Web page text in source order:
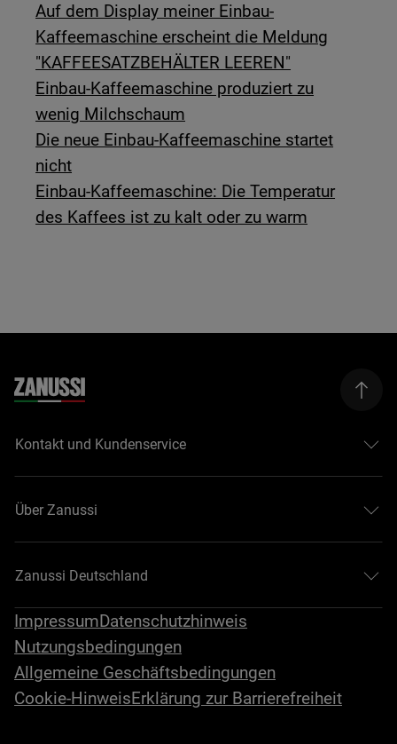
Auf dem Display meiner Einbau-
Kaffeemaschine erscheint die Meldung
"KAFFEESATZBEHÄLTER LEEREN"
Einbau-Kaffeemaschine produziert zu
wenig Milchschaum
Die neue Einbau-Kaffeemaschine startet
nicht
Einbau-Kaffeemaschine: Die Temperatur
des Kaffees ist zu kalt oder zu warm
Kontakt und Kundenservice
Über Zanussi
Zanussi Deutschland
ImpressumDatenschutzhinweis
Nutzungsbedingungen
Allgemeine Geschäftsbedingungen
Cookie-HinweisErklärung zur Barrierefreiheit